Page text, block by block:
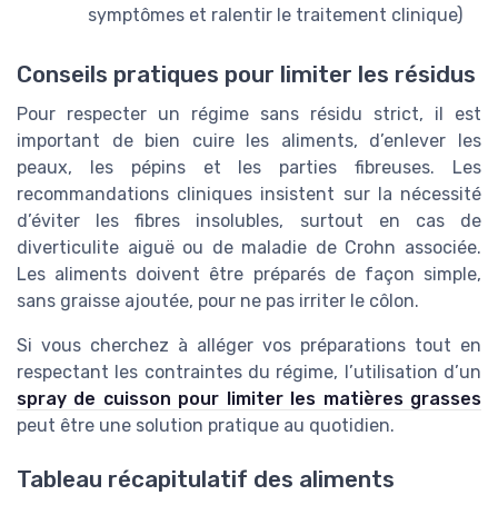
symptômes et ralentir le traitement clinique)
Conseils pratiques pour limiter les résidus
Pour respecter un régime sans résidu strict, il est
important de bien cuire les aliments, d’enlever les
peaux, les pépins et les parties fibreuses. Les
recommandations cliniques insistent sur la nécessité
d’éviter les fibres insolubles, surtout en cas de
diverticulite aiguë ou de maladie de Crohn associée.
Les aliments doivent être préparés de façon simple,
sans graisse ajoutée, pour ne pas irriter le côlon.
Si vous cherchez à alléger vos préparations tout en
respectant les contraintes du régime, l’utilisation d’un
spray de cuisson pour limiter les matières grasses
peut être une solution pratique au quotidien.
Tableau récapitulatif des aliments